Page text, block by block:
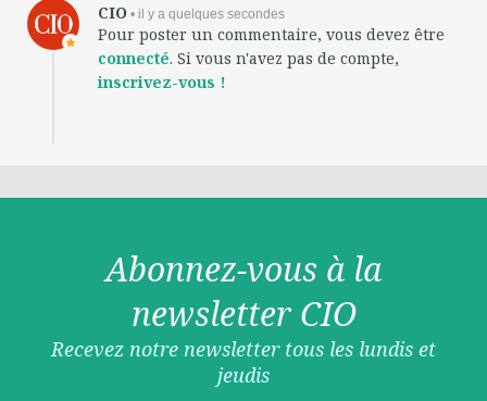
CIO • il y a quelques secondes
Pour poster un commentaire, vous devez être
connecté. Si vous n'avez pas de compte,
inscrivez-vous !
Abonnez-vous à la
newsletter CIO
Recevez notre newsletter tous les lundis et
jeudis